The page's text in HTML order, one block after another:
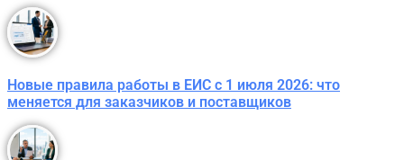
Новые правила работы в ЕИС с 1 июля 2026: что
меняется для заказчиков и поставщиков